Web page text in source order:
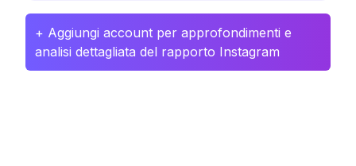
+ Aggiungi account per approfondimenti e
analisi dettagliata del rapporto Instagram